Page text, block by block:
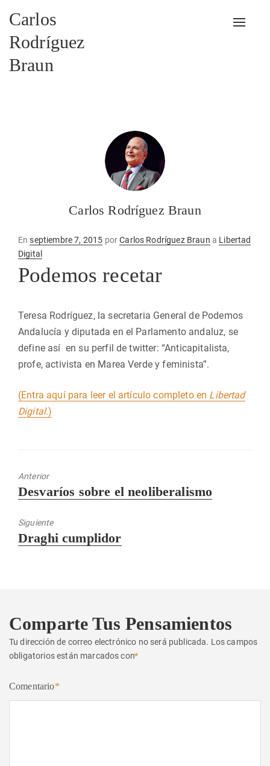
Carlos
Rodríguez
Braun
Carlos Rodríguez Braun
EnPublicado
en
septiembre 7, 2015 porCarlos Rodríguez Braun a Libertad
Digital
Podemos recetar
Teresa Rodríguez, la secretaria General de Podemos
Andalucía y diputada en el Parlamento andaluz, se
define así en su perfil de twitter: “Anticapitalista,
profe, activista en Marea Verde y feminista”.
(Entra aquí para leer el artículo completo en Libertad
Digital.)
Anterior
Entrada
Desvaríos sobre el neoliberalismo
Siguiente
Entrada
Draghi cumplidor
Comparte Tus Pensamientos
Tu dirección de correo electrónico no será publicada. Los campos
obligatorios están marcados con*
Comentario*